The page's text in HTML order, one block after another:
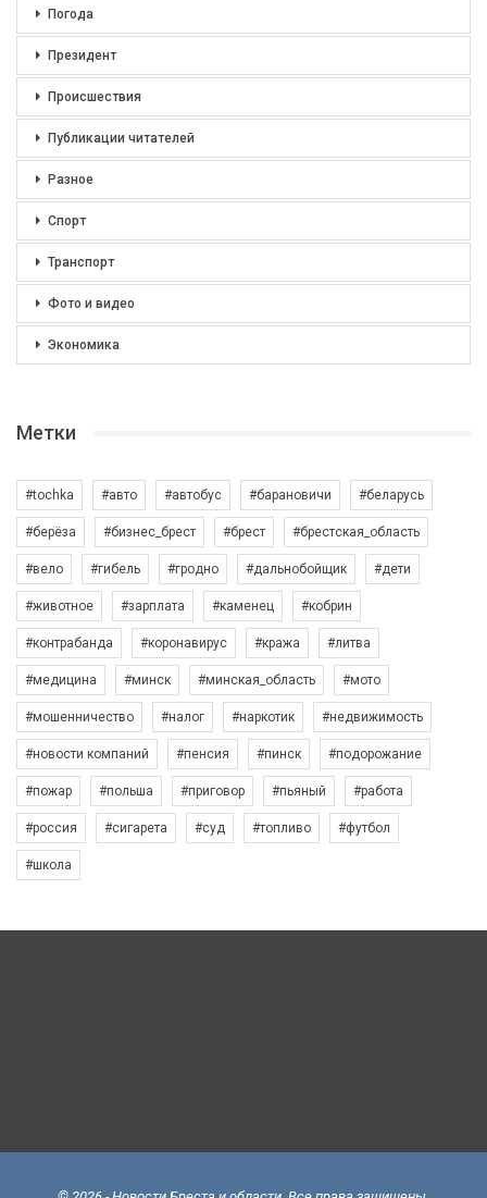
Погода
Президент
Происшествия
Публикации читателей
Разное
Спорт
Транспорт
Фото и видео
Экономика
Метки
#tochka #авто #автобус #барановичи #беларусь
#берёза #бизнес_брест #брест #брестская_область
#вело #гибель #гродно #дальнобойщик #дети
#животное #зарплата #каменец #кобрин
#контрабанда #коронавирус #кража #литва
#медицина #минск #минская_область #мото
#мошенничество #налог #наркотик #недвижимость
#новости компаний #пенсия #пинск #подорожание
#пожар #польша #приговор #пьяный #работа
#россия #сигарета #суд #топливо #футбол
#школа